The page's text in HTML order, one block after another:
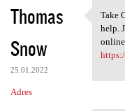
Thomas
Snow
25.01.2022
Adres
Take
Take
help.